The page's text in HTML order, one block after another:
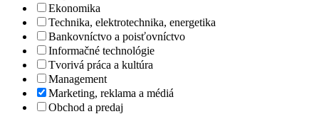
Ekonomika
Technika, elektrotechnika, energetika
Bankovníctvo a poisťovníctvo
Informačné technológie
Tvorivá práca a kultúra
Management
Marketing, reklama a médiá
Obchod a predaj